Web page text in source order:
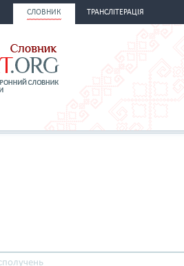
СЛОВНИК ТРАНСЛІТЕРАЦІЯ